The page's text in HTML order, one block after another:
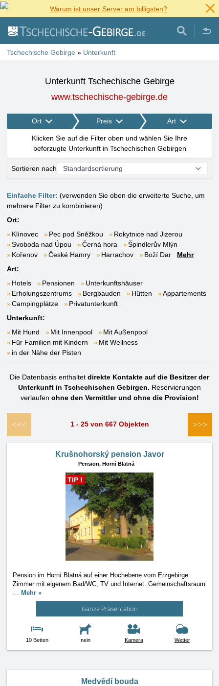
Warum ist unser Server am billigsten?
Tschechische Gebirge » Unterkunft
Unterkunft Tschechische Gebirge
www.tschechische-gebirge.de
Ort Preis Art
Klicken Sie auf die Filter oben und wählen Sie Ihre
beforzugte Unterkunft in Tschechischen Gebirgen
Sortieren nach
Einfache Filter: (verwenden Sie oben die erweiterte Suche, um
mehrere Filter zu kombinieren)
Ort:
Klínovec
Pec pod Sněžkou
Rokytnice nad Jizerou
Svoboda nad Úpou
Černá hora
Špindlerův Mlýn
Kořenov
České Hamry Harrachov Boží Dar
Mehr
Art:
Hotels
Pensionen
Unterkunftshäuser
Erholungszentrums
Bergbauden Hütten
Appartements
Campingplätze
Privatunterkunft
Unterkunft:
Mit Hund
Mit Innenpool
Mit Außenpool
Für Familien mit Kindern
Mit Wellness
in der Nähe der Pisten
Die Datenbasis enthaltet direkte Kontakte auf die Besitzer der
Unterkunft in Tschechischen Gebirgen. Reservierungen
verlaufen ohne den Vermittler und ohne die Provision!
<<< 1 - 25 von 667 Objekten >>>
Krušnohorský pension Javor
Pension, Horní Blatná
TIP !
Pension im Horní Blatná auf einer Hochebene vom Erzgebirge.
Zimmer mit eigenem Bad/WC, TV und Internet. Gemeinschaftsraum
… Mehr »
Ganze Präsentation
10 Betten nein Kamera Wetter
Medvědí bouda